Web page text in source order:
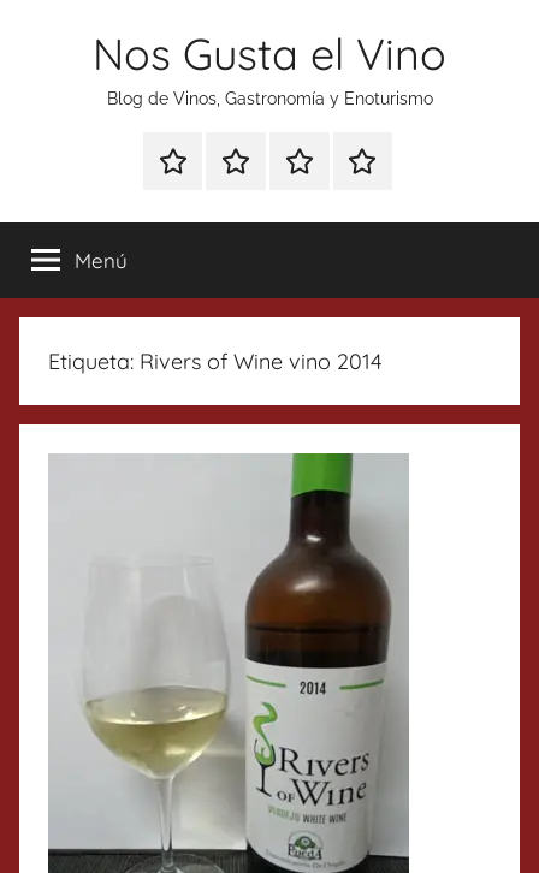
Nos Gusta el Vino
Blog de Vinos, Gastronomía y Enoturismo
Especial
Tonics
Enoturismo
Gastronomía
RankingContacto
Menú
Etiqueta: Rivers of Wine vino 2014